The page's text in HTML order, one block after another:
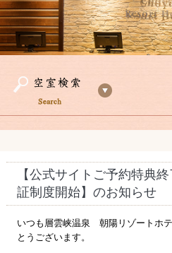
【公式サイトご予約特典
証制度開始】のお知らせ
いつも層雲峡温泉 朝陽リゾートホ
とうございます。